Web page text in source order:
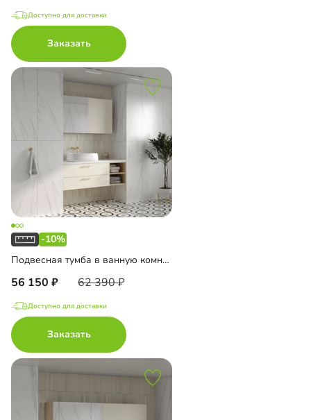
Доступно для доставки
Заказать
-10%
Подвесная тумба в ванную комнату Ментон-2
56 150 62 390
Доступно для доставки
Заказать